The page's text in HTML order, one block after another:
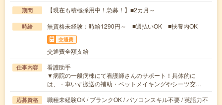
期間 【現在も積極採用中！急募！】■2カ月～
時給 無資格未経験：時給1290円～ ■週払いOK ■扶養内OK
交通費
交通費全額支給
仕事内容
看護助手
▼病院の一般病棟にて看護師さんのサポート！具体的に
は、・車いす搬送の補助・ベットメイキングやシーツ交…
応募資格
職種未経験OK / ブランクOK / パソコンスキル不要 / 英語力不